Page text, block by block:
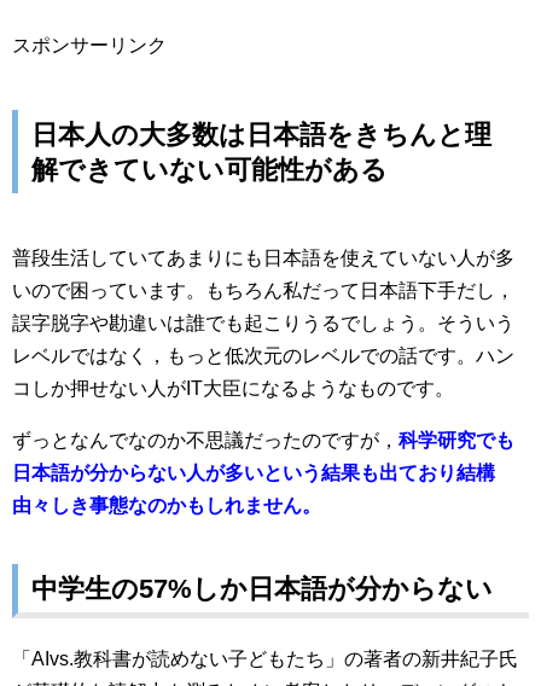
スポンサーリンク
日本人の大多数は日本語をきちんと理
解できていない可能性がある
普段生活していてあまりにも日本語を使えていない人が多
いので困っています。もちろん私だって日本語下手だし，
誤字脱字や勘違いは誰でも起こりうるでしょう。そういう
レベルではなく，もっと低次元のレベルでの話です。ハン
コしか押せない人がIT大臣になるようなものです。
ずっとなんでなのか不思議だったのですが， 科学研究でも
日本語が分からない人が多いという結果も出ており結構
由々しき事態なのかもしれません。
中学生の57%しか日本語が分からない
「AIvs.教科書が読めない子どもたち」の著者の新井紀子氏